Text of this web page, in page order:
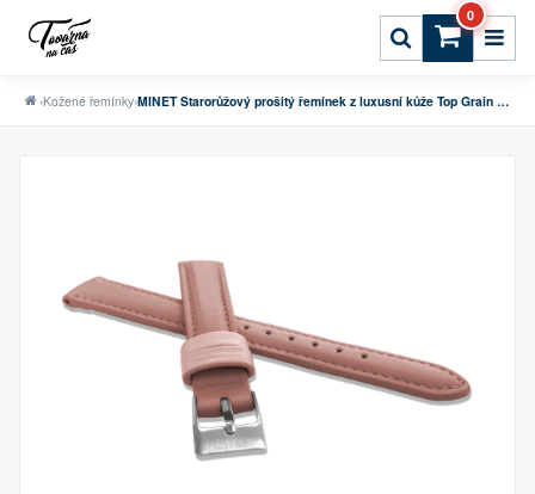
0
›Kožené řemínky› MINET Starorůžový prošitý řemínek z luxusní kůže Top Grain - 12